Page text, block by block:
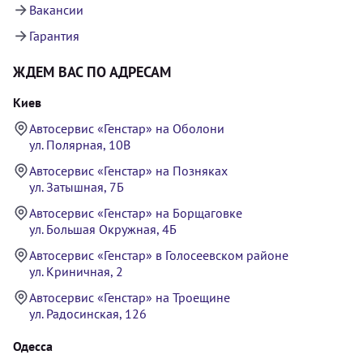
Вакансии
Гарантия
ЖДЕМ ВАС ПО АДРЕСАМ
Киев
Автосервис «Генстар» на Оболони
ул. Полярная, 10В
Автосервис «Генстар» на Позняках
ул. Затышная, 7Б
Автосервис «Генстар» на Борщаговке
ул. Большая Окружная, 4Б
Автосервис «Генстар» в Голосеевском районе
ул. Криничная, 2
Автосервис «Генстар» на Троещине
ул. Радосинская, 126
Одесса